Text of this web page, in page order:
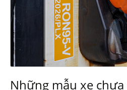
Những mẫu xe